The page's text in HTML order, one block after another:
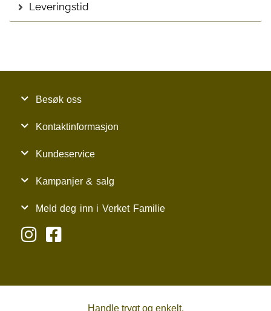
Leveringstid
Besøk oss
Kontaktinformasjon
Kundeservice
Kampanjer & salg
Meld deg inn i Verket Familie
Handle trygt og enkelt.